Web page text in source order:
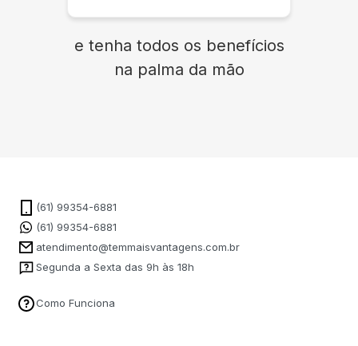
e tenha todos os benefícios
na palma da mão
(61) 99354-6881
(61) 99354-6881
atendimento@temmaisvantagens.com.br
Segunda a Sexta das 9h às 18h
Como Funciona